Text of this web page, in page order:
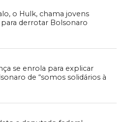
o Hulk, chama jovens
para derrotar Bolsonaro
se enrola para explicar
de “somos solidários à